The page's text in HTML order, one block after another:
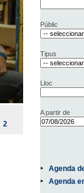
2
Públic
Tipus
Lloc
A partir de
Agenda
Agenda